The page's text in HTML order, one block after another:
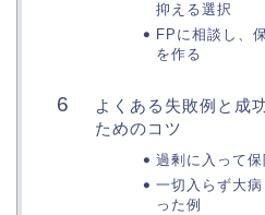
抑える選択
FPに相談し、
を作る
よくある失敗例と成
ためのコツ
過剰に入って
一切入らず大
った例